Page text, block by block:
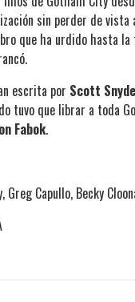
sin perder de vista
que ha urdido hasta
escrita por Scott
tuvo que librar a toda
Fabok.
Greg Capullo, Becky